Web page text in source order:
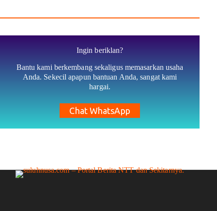
Ingin beriklan?
Bantu kami berkembang sekaligus memasarkan usaha
Anda. Sekecil apapun bantuan Anda, sangat kami
hargai.
Chat WhatsApp